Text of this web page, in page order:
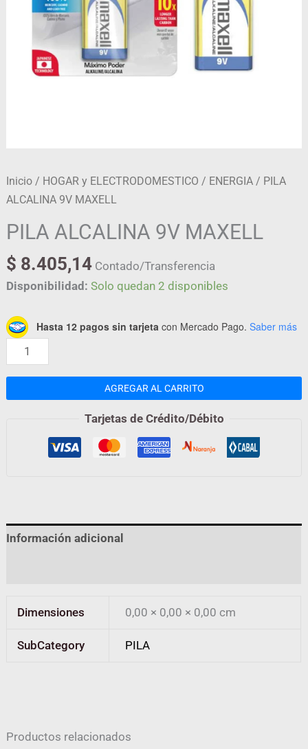
Inicio / HOGAR y ELECTRODOMESTICO / ENERGIA / PILA
ALCALINA 9V MAXELL
PILA ALCALINA 9V MAXELL
$ 8.405,14 Contado/Transferencia
Disponibilidad: Solo quedan 2 disponibles
Hasta 12 pagos sin tarjeta con Mercado Pago. Saber más
AGREGAR AL CARRITO
Tarjetas de Crédito/Débito
Información adicional
Dimensiones 0,00 × 0,00 × 0,00 cm
SubCategory PILA
Productos relacionados